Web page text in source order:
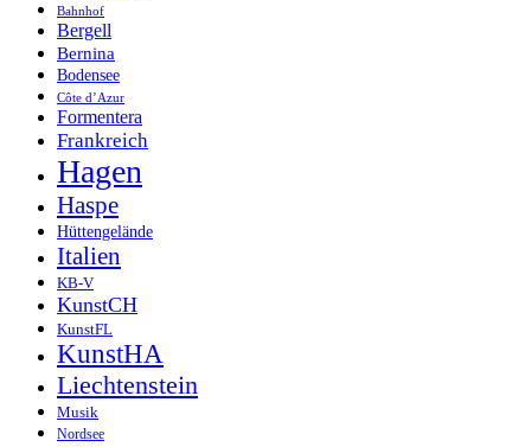
Bahnhof
Bergell
Bernina
Bodensee
Côte d’Azur
Formentera
Frankreich
Hagen
Haspe
Hüttengelände
Italien
KB-V
KunstCH
KunstFL
KunstHA
Liechtenstein
Musik
Nordsee